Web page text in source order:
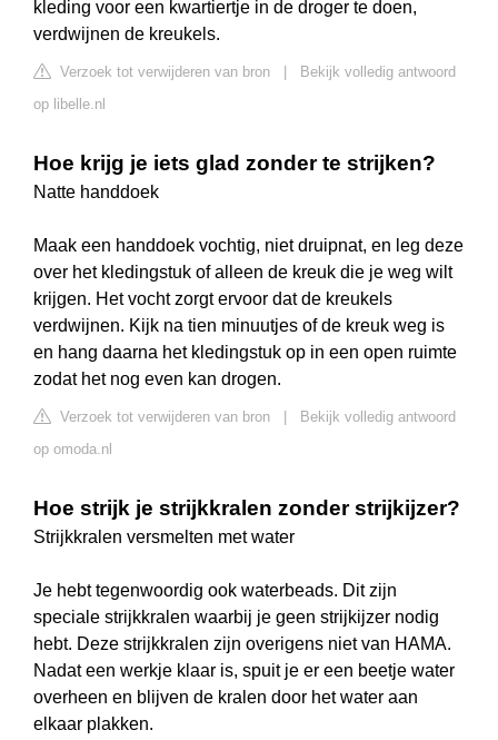
kleding voor een kwartiertje in de droger te doen,
verdwijnen de kreukels.
Verzoek tot verwijderen van bron
Bekijk volledig antwoord
op libelle.nl
Hoe krijg je iets glad zonder te strijken?
Natte handdoek
Maak een handdoek vochtig, niet druipnat, en leg deze
over het kledingstuk of alleen de kreuk die je weg wilt
krijgen. Het vocht zorgt ervoor dat de kreukels
verdwijnen. Kijk na tien minuutjes of de kreuk weg is
en hang daarna het kledingstuk op in een open ruimte
zodat het nog even kan drogen.
Verzoek tot verwijderen van bron
Bekijk volledig antwoord
op omoda.nl
Hoe strijk je strijkkralen zonder strijkijzer?
Strijkkralen versmelten met water
Je hebt tegenwoordig ook waterbeads. Dit zijn
speciale strijkkralen waarbij je geen strijkijzer nodig
hebt. Deze strijkkralen zijn overigens niet van HAMA.
Nadat een werkje klaar is, spuit je er een beetje water
overheen en blijven de kralen door het water aan
elkaar plakken.